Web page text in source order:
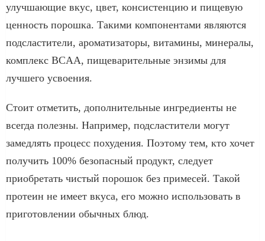
улучшающие вкус, цвет, консистенцию и пищевую
ценность порошка. Такими компонентами являются
подсластители, ароматизаторы, витамины, минералы,
комплекс BCAA, пищеварительные энзимы для
лучшего усвоения.
Стоит отметить, дополнительные ингредиенты не
всегда полезны. Например, подсластители могут
замедлять процесс похудения. Поэтому тем, кто хочет
получить 100% безопасный продукт, следует
приобретать чистый порошок без примесей. Такой
протеин не имеет вкуса, его можно использовать в
приготовлении обычных блюд.